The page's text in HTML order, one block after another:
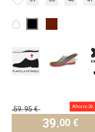
59.95 € Ahorro 20.
39.00 €